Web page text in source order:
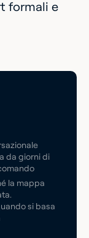
formali e
da giorni di
la mappa
si basa